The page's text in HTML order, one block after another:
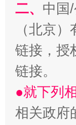
揭开“
二、 中国
（北京
链接，授
链接。
●就下列
相关政府